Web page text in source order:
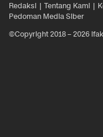
Redaksi Tentang Kami
Pedoman Media Siber
©Copyright 2018 – 2026